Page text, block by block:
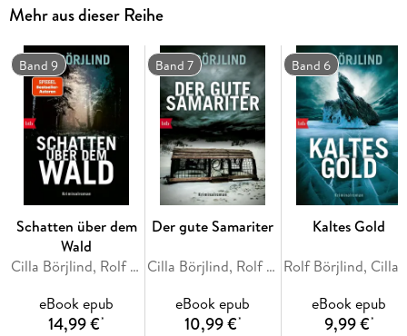
Spuren führen zu einer Luxusjacht an der französischen
Riviera und einem unbezahlbaren Schatz - dem
verschwundenen Fabergé-Ei 'Auge der Nacht'.
Mehr aus dieser Reihe
Band 9
Schatten über dem
Wald
Cilla Börjlind, Rolf Börjlind
eBook epub
14,99 €*
Band 7
Der gute Samariter
Cilla Börjlind, Rolf Börjlind
eBook epub
10,99 €*
Band 6
Kaltes Gold
eBook epub
9,99 €*